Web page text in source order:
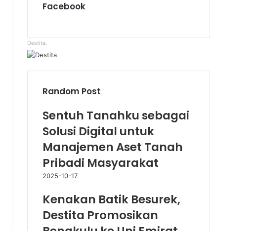
Facebook
Destita.
Random Post
Sentuh Tanahku sebagai
Solusi Digital untuk
Manajemen Aset Tanah
Pribadi Masyarakat
2025-10-17
Kenakan Batik Besurek,
Destita Promosikan